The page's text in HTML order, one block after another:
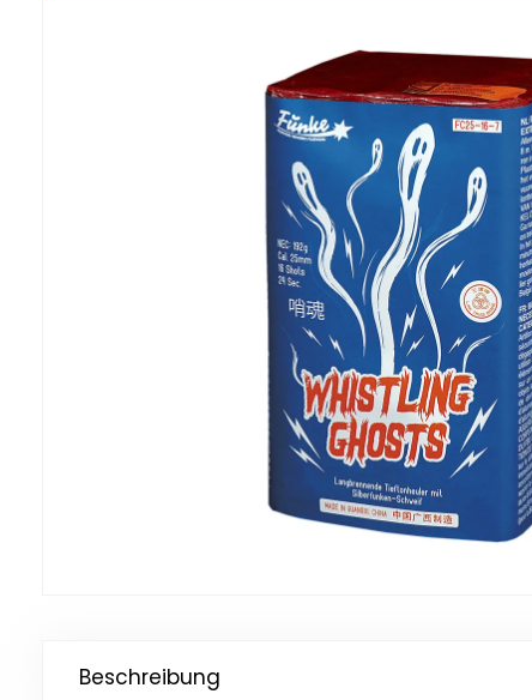
Beschreibung